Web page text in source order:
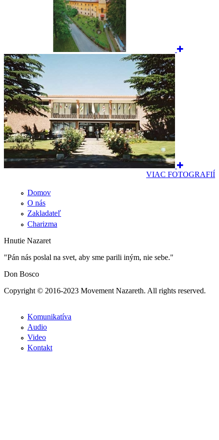
VIAC FOTOGRAFIÍ
Domov
O nás
Zakladateľ
Charizma
Hnutie Nazaret
"Pán nás poslal na svet, aby sme parili iným, nie sebe."
Don Bosco
Copyright © 2016-2023 Movement Nazareth. All rights reserved.
Komunikatíva
Audio
Video
Kontakt